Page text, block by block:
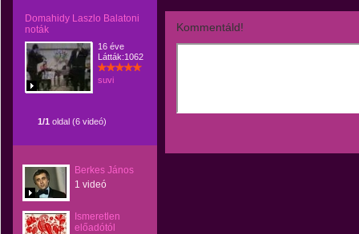
Domahidy Laszlo Balatoni
noták
16 éve
Látták:1062
suvi
1/1 oldal (6 videó)
Berkes János
1 videó
Ismeretlen
előadótól
Kommentáld!